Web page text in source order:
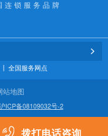
连锁服务品牌
丨 全国服务网点
站地图
ICP备08109032号-2
拨打电话咨询